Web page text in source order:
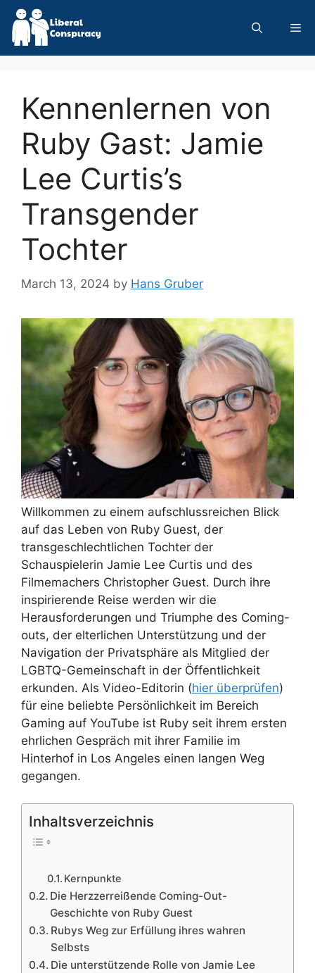
Skip
content
Kennenlernen von
Ruby Gast: Jamie
Lee Curtis’s
Transgender
Tochter
March 13, 2024 by Hans Gruber
Willkommen zu einem aufschlussreichen Blick
auf das Leben von Ruby Guest, der
transgeschlechtlichen Tochter der
Schauspielerin Jamie Lee Curtis und des
Filmemachers Christopher Guest. Durch ihre
inspirierende Reise werden wir die
Herausforderungen und Triumphe des Coming-
outs, der elterlichen Unterstützung und der
Navigation der Privatsphäre als Mitglied der
LGBTQ-Gemeinschaft in der Öffentlichkeit
erkunden. Als Video-Editorin (hier überprüfen)
für eine beliebte Persönlichkeit im Bereich
Gaming auf YouTube ist Ruby seit ihrem ersten
ehrlichen Gespräch mit ihrer Familie im
Hinterhof in Los Angeles einen langen Weg
gegangen.
Inhaltsverzeichnis
Kernpunkte
Die Herzzerreißende Coming-Out-
Geschichte von Ruby Guest
Rubys Weg zur Erfüllung ihres wahren
Selbsts
Die unterstützende Rolle von Jamie Lee